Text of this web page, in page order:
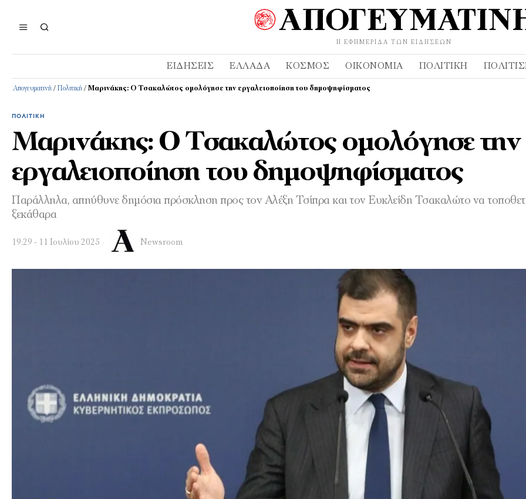
Η ΕΦΗΜΕΡΊΔΑ ΤΩΝ ΕΙΔΉΣΕΩΝ
ΕΙΔΉΣΕΙΣ ΕΛΛΆΔΑ ΚΌΣΜΟΣ ΟΙΚΟΝΟΜΊΑ ΠΟΛΙΤΙΚΉ
Απογευματινή / Πολιτική / Μαρινάκης: Ο Τσακαλώτος ομολόγησε την εργαλειοποίηση του δημοψηφίσματος
ΠΟΛΙΤΙΚΉ
Μαρινάκης: Ο Τσακαλώτος ομολόγησε την
εργαλειοποίηση του δημοψηφίσματος
Παράλληλα, απηύθυνε δημόσια πρόσκληση προς τον Αλέξη Τσίπρα και τον Ευκλείδη Τσακαλώτο να
ξεκάθαρα
19:29 - 11 Ιουλίου 2025 Newsroom